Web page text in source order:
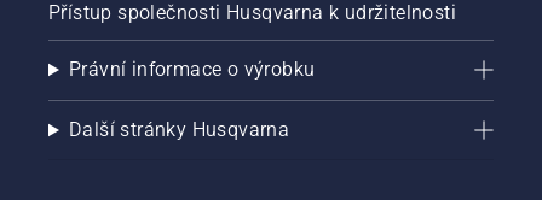
Přístup společnosti Husqvarna k udržitelnosti
Právní informace o výrobku
Další stránky Husqvarna